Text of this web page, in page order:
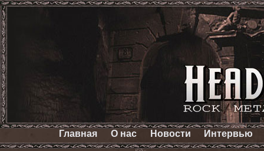
Главная О нас Новости Интервью